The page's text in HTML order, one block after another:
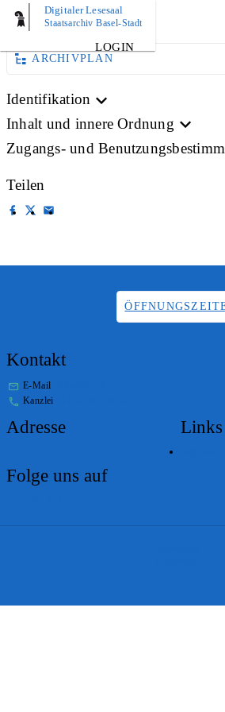
Digitaler Lesesaal
Staatsarchiv Basel-Stadt
LOGIN
BILD
ARCHIVPLAN
Identifikation
Inhalt und innere Ordnung
Zugangs- und
Teilen
Kontakt
E-Mail
Kanzlei
Adresse Links
Folge uns auf